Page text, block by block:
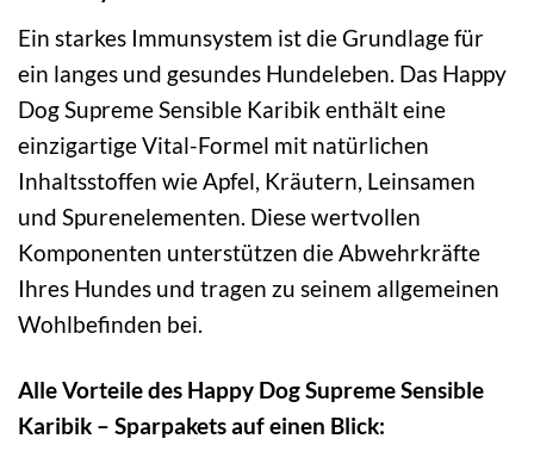
Ein starkes Immunsystem ist die Grundlage für
ein langes und gesundes Hundeleben. Das Happy
Dog Supreme Sensible Karibik enthält eine
einzigartige Vital-Formel mit natürlichen
Inhaltsstoffen wie Apfel, Kräutern, Leinsamen
und Spurenelementen. Diese wertvollen
Komponenten unterstützen die Abwehrkräfte
Ihres Hundes und tragen zu seinem allgemeinen
Wohlbefinden bei.
Alle Vorteile des Happy Dog Supreme Sensible
Karibik – Sparpakets auf einen Blick: